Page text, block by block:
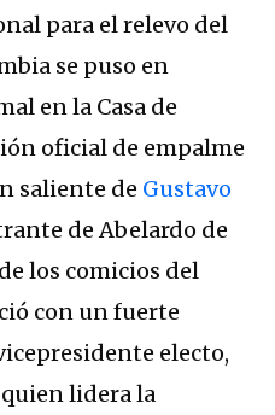
para el relevo del
se puso en
en la Casa de
oficial de empalme
saliente de Gustavo
de Abelardo de
los comicios del
con un fuerte
electo,
quien lidera la